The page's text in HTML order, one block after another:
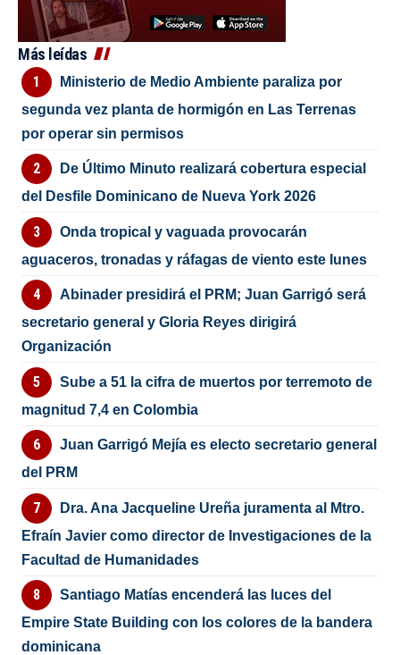
Más leídas
Ministerio de Medio Ambiente paraliza por
segunda vez planta de hormigón en Las Terrenas
por operar sin permisos
De Último Minuto realizará cobertura especial
del Desfile Dominicano de Nueva York 2026
Onda tropical y vaguada provocarán
aguaceros, tronadas y ráfagas de viento este lunes
Abinader presidirá el PRM; Juan Garrigó será
secretario general y Gloria Reyes dirigirá
Organización
Sube a 51 la cifra de muertos por terremoto de
magnitud 7,4 en Colombia
Juan Garrigó Mejía es electo secretario general
del PRM
Dra. Ana Jacqueline Ureña juramenta al Mtro.
Efraín Javier como director de Investigaciones de la
Facultad de Humanidades
Santiago Matías encenderá las luces del
Empire State Building con los colores de la bandera
dominicana